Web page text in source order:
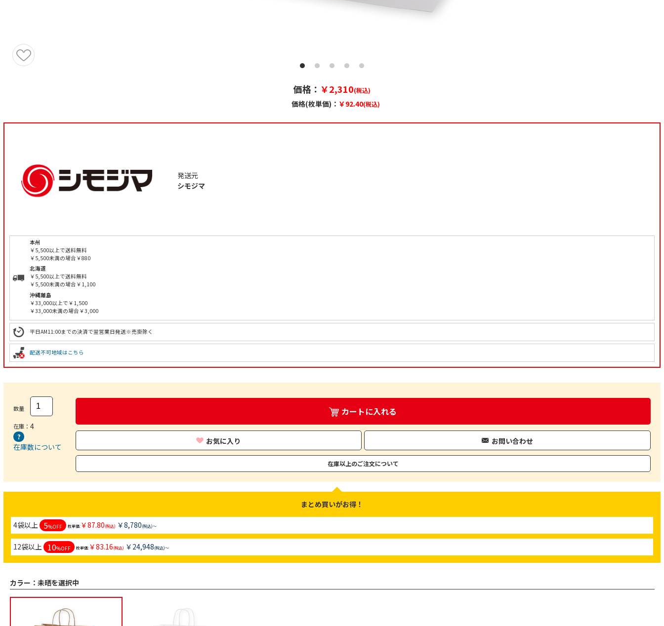
価格： ￥2,310(税込)
価格(枚単価)： ￥92.40(税込)
発送元
シモジマ
本州
￥5,500以上で送料無料
￥5,500未満の場合￥880
北海道
￥5,500以上で送料無料
￥5,500未満の場合￥1,100
沖縄離島
￥33,000以上で￥1,500
￥33,000未満の場合￥3,000
平日AM11:00までの決済で翌営業日発送※売掛除く
配送不可地域はこちら
数量
在庫： 4
在庫数について
カートに入れる
お気に入り お問い合わせ
在庫以上のご注文について
まとめ買いがお得！
4袋以上 5%OFF 枚単価:￥87.80(税込) ￥8,780(税込)～
12袋以上 10%OFF 枚単価:￥83.16(税込) ￥24,948(税込)～
カラー： 未晒を選択中